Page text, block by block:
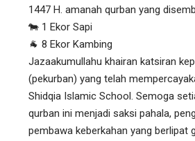
1447 H. amanah qurban yang
🐄 1 Ekor Sapi
🐐 8 Ekor Kambing
Jazaakumullahu khairan katsiran
(pekurban) yang telah
Shidqia Islamic School. Semoga
qurban ini menjadi saksi pahala,
pembawa keberkahan yang berlipat